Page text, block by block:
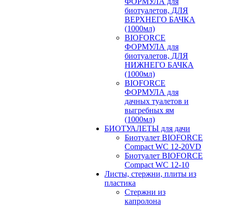
биотуалетов, ДЛЯ
ВЕРХНЕГО БАЧКА
(1000мл)
BIOFORCE
ФОРМУЛА для
биотуалетов, ДЛЯ
НИЖНЕГО БАЧКА
(1000мл)
BIOFORCE
ФОРМУЛА для
дачных туалетов и
выгребных ям
(1000мл)
БИОТУАЛЕТЫ для дачи
Биотуалет BIOFORCE
Compact WC 12-20VD
Биотуалет BIOFORCE
Compact WC 12-10
Листы, стержни, плиты из
пластика
Стержни из
капролона